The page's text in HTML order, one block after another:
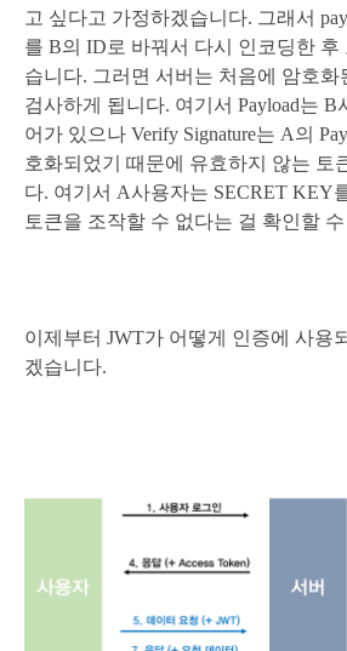
고 싶다고 가정하겠습니다. 그래서
를 B의 ID로 바꿔서 다시 인코딩한 후
습니다. 그러면 서버는 처음에 암호화
검사하게 됩니다. 여기서 Payload는 B
어가 있으나 Verify Signature는 A의
호화되었기 때문에 유효하지 않는 토
다. 여기서 A사용자는 SECRET KEY
토큰을 조작할 수 없다는 걸 확인할
이제부터 JWT가 어떻게 인증에 사용
겠습니다.